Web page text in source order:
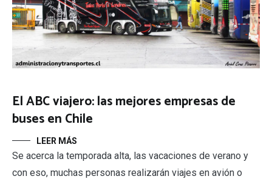
El ABC viajero: las mejores empresas de
buses en Chile
LEER MÁS
Se acerca la temporada alta, las vacaciones de verano y
con eso, muchas personas realizarán viajes en avión o